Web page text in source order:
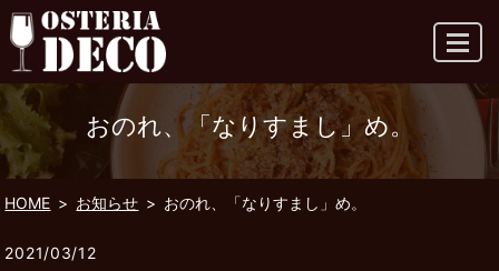
MENU
おのれ、「なりすまし」め。
HOME お知らせ おのれ、「なりすまし」め。
2021/03/12